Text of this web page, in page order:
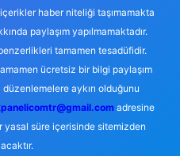
haber niteliği taşımamakta
paylaşım yapılmamaktadır.
tamamen tesadüfidir.
ücretsiz bir bilgi paylaşım
aykırı olduğunu
adresine
süre içerisinde sitemizden